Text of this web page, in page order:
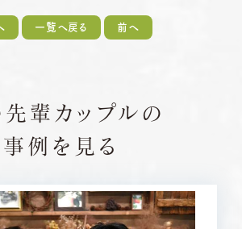
一覧へ戻る 前へ
輩カップルの
事例を見る